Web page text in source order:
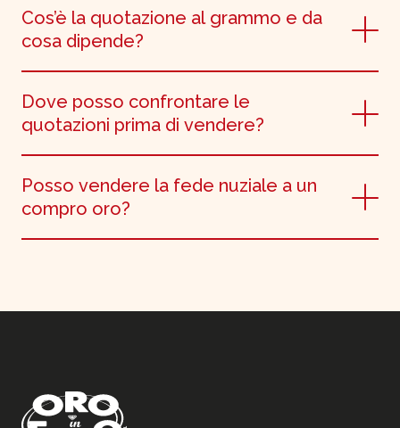
Cos’è la quotazione al grammo e da
cosa dipende?
Dove posso confrontare le
quotazioni prima di vendere?
Posso vendere la fede nuziale a un
compro oro?